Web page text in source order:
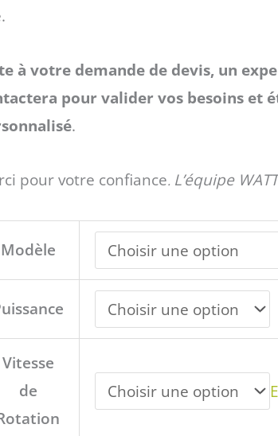
6130 €
à votre demande de devis, un
pour valider vos besoins et
.
pour votre confiance. L’équipe
Modèle
Vitesse
de